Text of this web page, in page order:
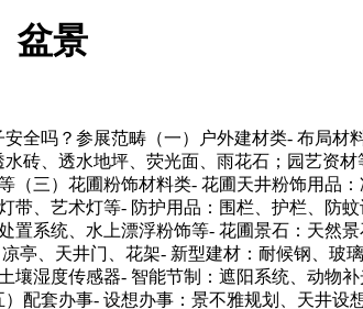
盆景
吗？参展范畴（一）户外建材类- 布局材
砖、透水地坪、荧光面、雨花石；园艺资
三）花圃粉饰材料类- 花圃天井粉饰用品
、艺术灯等- 防护用品：围栏、护栏、防
系统、水上漂浮粉饰等- 花圃景石：天然
亭、天井门、花架- 新型建材：耐候钢、玻
湿度传感器- 智能节制：遮阳系统、动物
配套办事- 设想办事：景不雅规划、天井设